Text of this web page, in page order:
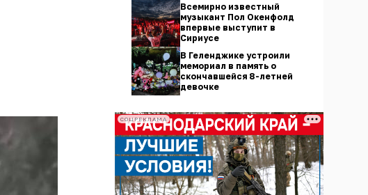
Всемирно известный
музыкант Пол Окенфолд
впервые выступит в
Сириусе
В Геленджике устроили
мемориал в память о
скончавшейся 8-летней
девочке
СОЦРЕКЛАМА